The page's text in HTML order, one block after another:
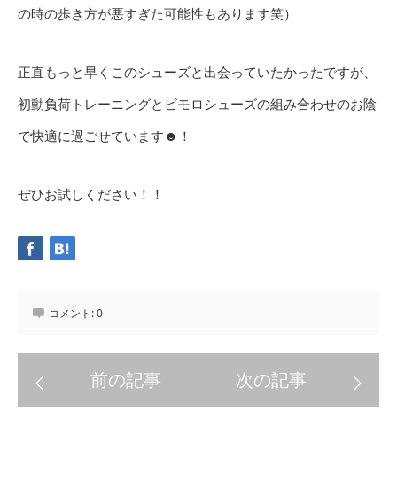
の時の歩き方が悪すぎた可能性もあります笑）
正直もっと早くこのシューズと出会っていたかったですが、
初動負荷トレーニングとビモロシューズの組み合わせのお陰
で快適に過ごせています☻！
ぜひお試しください！！
コメント:0